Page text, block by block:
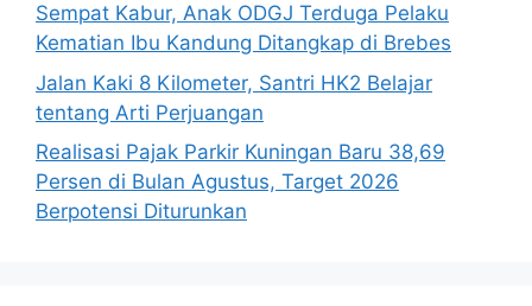
Sempat Kabur, Anak ODGJ Terduga Pelaku
Kematian Ibu Kandung Ditangkap di Brebes
Jalan Kaki 8 Kilometer, Santri HK2 Belajar
tentang Arti Perjuangan
Realisasi Pajak Parkir Kuningan Baru 38,69
Persen di Bulan Agustus, Target 2026
Berpotensi Diturunkan